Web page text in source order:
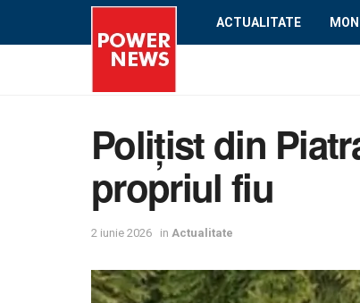
ACTUALITATE
Polițist din
propriul fiu
2 iunie 2026 in Actualitate